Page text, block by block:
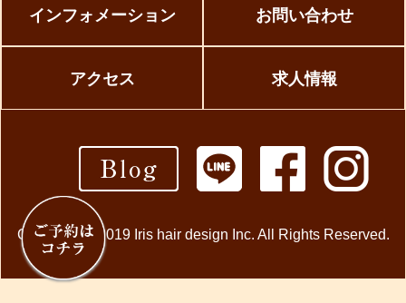
インフォメーション お問い合わせ
アクセス 求人情報
Copyright © 2019 Iris hair design Inc. All Rights Reserved.